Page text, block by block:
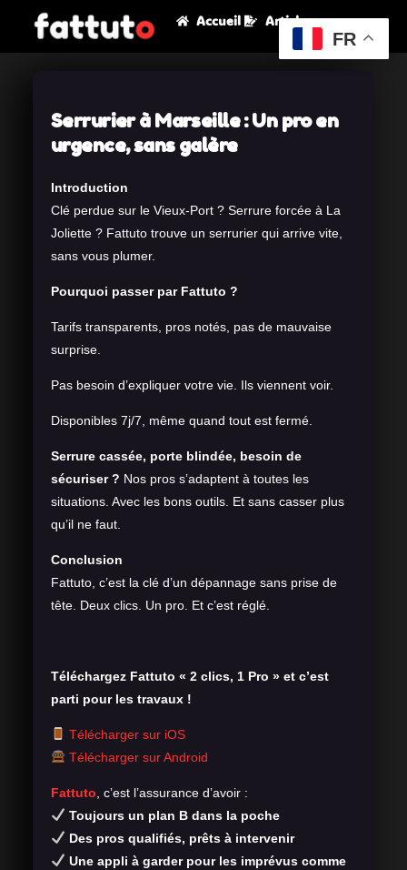
Accueil Articles
Serrurier à Marseille : Un pro en
urgence, sans galère
Introduction
Clé perdue sur le Vieux-Port ? Serrure forcée à La
Joliette ? Fattuto trouve un serrurier qui arrive vite,
sans vous plumer.
Pourquoi passer par Fattuto ?
Tarifs transparents, pros notés, pas de mauvaise
surprise.
Pas besoin d’expliquer votre vie. Ils viennent voir.
Disponibles 7j/7, même quand tout est fermé.
Serrure cassée, porte blindée, besoin de
sécuriser ? Nos pros s’adaptent à toutes les
situations. Avec les bons outils. Et sans casser plus
qu’il ne faut.
Conclusion
Fattuto, c’est la clé d’un dépannage sans prise de
tête. Deux clics. Un pro. Et c’est réglé.
Téléchargez Fattuto « 2 clics, 1 Pro » et c’est
parti pour les travaux !
Télécharger sur iOS
Télécharger sur Android
Fattuto , c’est l’assurance d’avoir :
Toujours un plan B dans la poche
Des pros qualifiés, prêts à intervenir
Une appli à garder pour les imprévus comme
FR